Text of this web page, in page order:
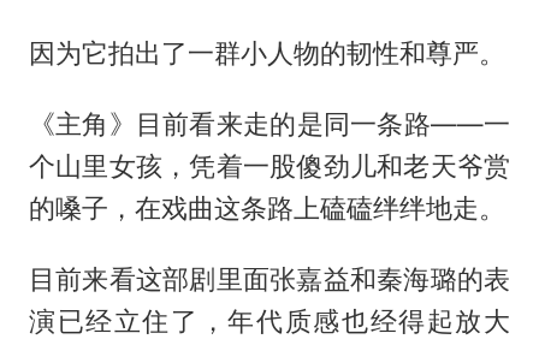
因为它拍出了一群小人物的韧性和尊严。
《主角》目前看来走的是同一条路——一
个山里女孩，凭着一股傻劲儿和老天爷赏
的嗓子，在戏曲这条路上磕磕绊绊地走。
目前来看这部剧里面张嘉益和秦海璐的表
演已经立住了，年代质感也经得起放大